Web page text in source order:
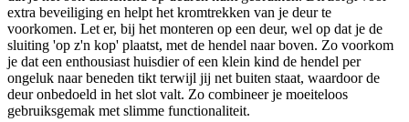
extra beveiliging en helpt het kromtrekken van je deur te
voorkomen. Let er, bij het monteren op een deur, wel op dat je de
sluiting 'op z'n kop' plaatst, met de hendel naar boven. Zo voorkom
je dat een enthousiast huisdier of een klein kind de hendel per
ongeluk naar beneden tikt terwijl jij net buiten staat, waardoor de
deur onbedoeld in het slot valt. Zo combineer je moeiteloos
gebruiksgemak met slimme functionaliteit.